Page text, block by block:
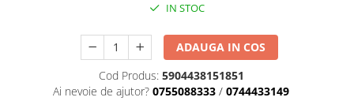
Figurine
IN STOC
ADAUGA IN COS
Cod Produs: 5904438151851
Ai nevoie de ajutor? 0755088333 / 0744433149